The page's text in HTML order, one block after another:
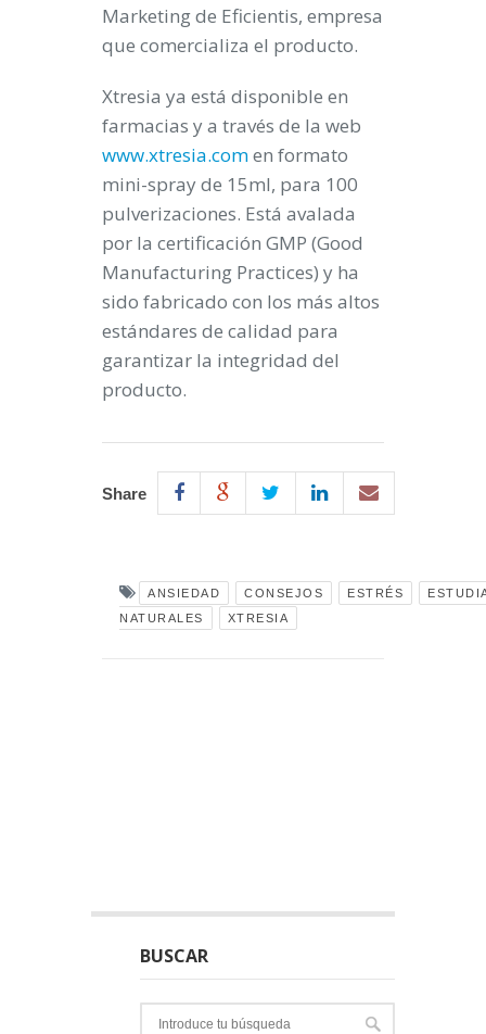
Marketing de Eficientis, empresa
que comercializa el producto.
Xtresia ya está disponible en
farmacias y a través de la web
www.xtresia.comen formato
mini-spray de 15ml, para 100
pulverizaciones. Está avalada
por la certificación GMP (Good
Manufacturing Practices) y ha
sido fabricado con los más altos
estándares de calidad para
garantizar la integridad del
producto.
Share
ANSIEDAD CONSEJOS ESTRÉS
NATURALES
XTRESIA
BUSCAR